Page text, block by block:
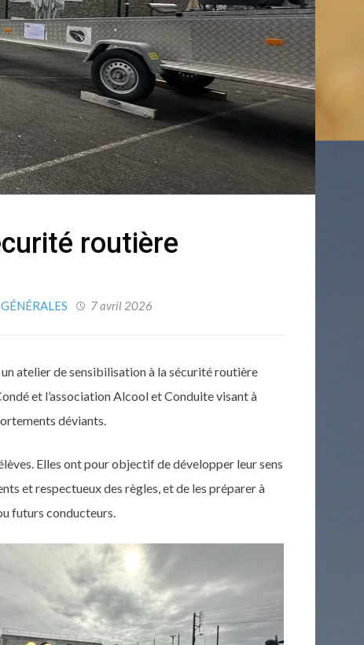
routière
7 avril 2026
atelier de sensibilisation à la sécurité routière
et l’association Alcool et Conduite visant à
déviants.
Elles ont pour objectif de développer leur sens
et respectueux des règles, et de les préparer à
futurs conducteurs.